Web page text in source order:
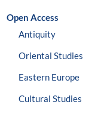
Open Access
Antiquity
Oriental Studies
Eastern Europe
Cultural Studies